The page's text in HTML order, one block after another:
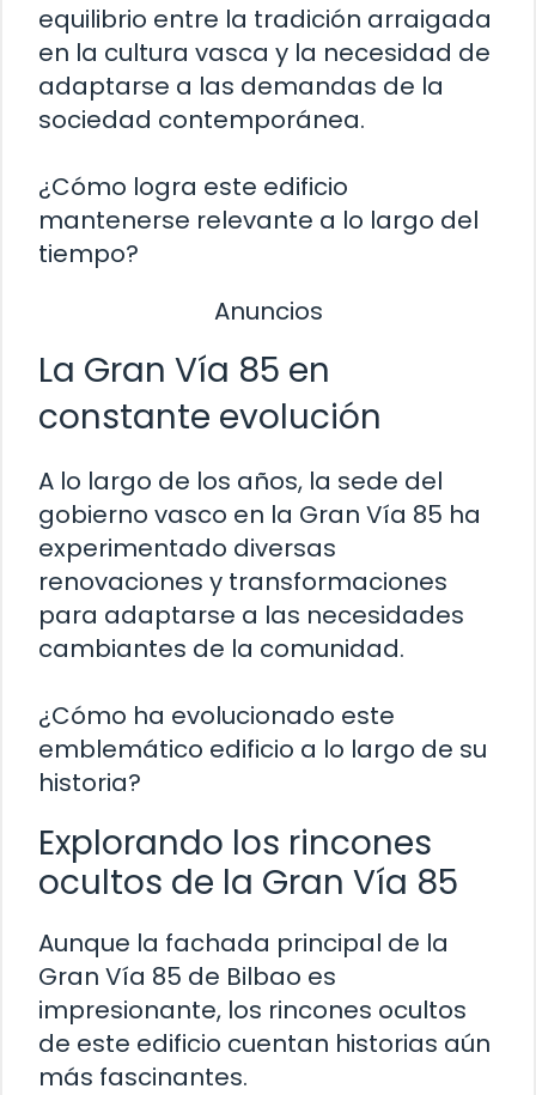
equilibrio entre la tradición arraigada
en la cultura vasca y la necesidad de
adaptarse a las demandas de la
sociedad contemporánea.
¿Cómo logra este edificio
mantenerse relevante a lo largo del
tiempo?
Anuncios
La Gran Vía 85 en
constante evolución
A lo largo de los años, la sede del
gobierno vasco en la Gran Vía 85 ha
experimentado diversas
renovaciones y transformaciones
para adaptarse a las necesidades
cambiantes de la comunidad.
¿Cómo ha evolucionado este
emblemático edificio a lo largo de su
historia?
Explorando los rincones
ocultos de la Gran Vía 85
Aunque la fachada principal de la
Gran Vía 85 de Bilbao es
impresionante, los rincones ocultos
de este edificio cuentan historias aún
más fascinantes.